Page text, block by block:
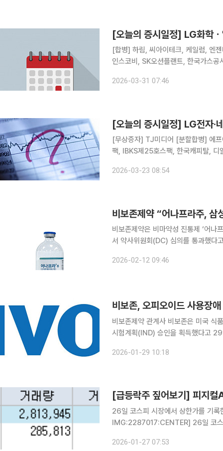
[오늘의 증시일정] LG화학
[합병] 하림, 씨아이테크, 케일럼, 엔젠바이오 [상호변경] 인티큐브 [주주총회] 티
인스코비, SK오션플랜트, 한국가스
풀무원, 태경산업, 강원랜드, 영흥, 황
2026-03-31 07:46
[오늘의 증시일정] LG전자·
[무상증자] TJ미디어 [분할합병] 에
팩, IBKS제25호스팩, 한국캐피탈,
오로스테크놀로지, 링크제니시스, 한
2026-03-23 08:54
비보존제약 “어나프라주,
비보존제약은 비마약성 진통제 ‘어
서 약사위원회(DC) 심의를 통과했다고 12일 밝혔다. 어나프라주는
병원을 포함해 19곳에서 DC 통과가
2026-02-12 09:46
비보존, 오피오이드 사용장
비보존제약 관계사 비보존은 미국 식
시험계획(IND) 승인을 획득했다고 29일 밝혔다. 이번 IND 승인은 미국 국
되는 해당 과제 내 임상시험이다. 임
2026-01-29 10:18
[급등락주 짚어보기] 피지
26일 코스피 시장에서 상한가를 기록
IMG:2287017:CENTER] 26일 코스피 시장에서 상한가를 기록한 종목은 월비스와 계양전기우
련하여 시장에 보고된 별다른 공시나
2026-01-27 07:53